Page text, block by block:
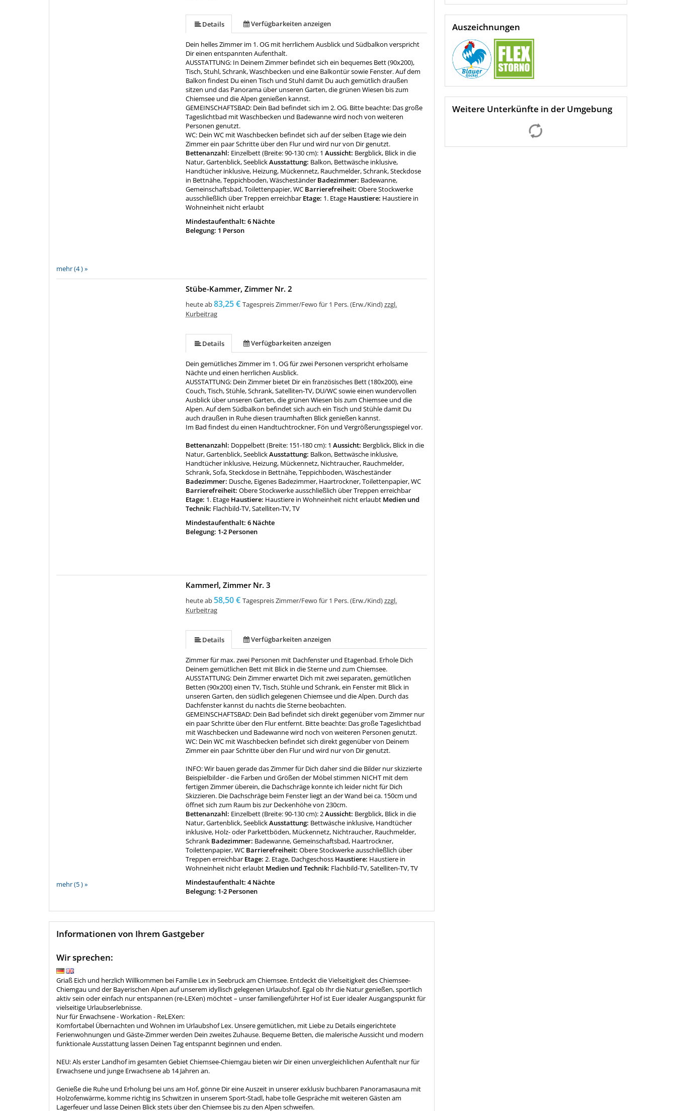
mehr (4 ) »
Details Verfügbarkeiten anzeigen
Dein helles Zimmer im 1. OG mit herrlichem Ausblick und Südbalkon verspricht
Dir einen entspannten Aufenthalt.
AUSSTATTUNG: In Deinem Zimmer befindet sich ein bequemes Bett (90x200),
Tisch, Stuhl, Schrank, Waschbecken und eine Balkontür sowie Fenster. Auf dem
Balkon findest Du einen Tisch und Stuhl damit Du auch gemütlich draußen
sitzen und das Panorama über unseren Garten, die grünen Wiesen bis zum
Chiemsee und die Alpen genießen kannst.
GEMEINSCHAFTSBAD: Dein Bad befindet sich im 2. OG. Bitte beachte: Das große
Tageslichtbad mit Waschbecken und Badewanne wird noch von weiteren
Personen genutzt.
WC: Dein WC mit Waschbecken befindet sich auf der selben Etage wie dein
Zimmer ein paar Schritte über den Flur und wird nur von Dir genutzt.
Bettenanzahl: Einzelbett (Breite: 90-130 cm): 1 Aussicht: Bergblick, Blick in die
Natur, Gartenblick, SeeblickAusstattung: Balkon, Bettwäsche inklusive,
Handtücher inklusive, Heizung, Mückennetz, Rauchmelder, Schrank, Steckdose
in Bettnähe, Teppichboden, Wäscheständer Badezimmer: Badewanne,
Gemeinschaftsbad, Toilettenpapier, WC Barrierefreiheit:Obere Stockwerke
ausschließlich über Treppen erreichbar Etage: 1. Etage Haustiere: Haustiere in
Wohneinheit nicht erlaubt
Mindestaufenthalt: 6 Nächte
Belegung: 1 Person
Stübe-Kammer, Zimmer Nr. 2
heute ab83,25 € Tagespreis Zimmer/Fewo für 1 Pers. (Erw./Kind)zzgl.
Kurbeitrag
Details Verfügbarkeiten anzeigen
Dein gemütliches Zimmer im 1. OG für zwei Personen verspricht erholsame
Nächte und einen herrlichen Ausblick.
AUSSTATTUNG: Dein Zimmer bietet Dir ein französisches Bett (180x200), eine
Couch, Tisch, Stühle, Schrank, Satelliten-TV, DU/WC sowie einen wundervollen
Ausblick über unseren Garten, die grünen Wiesen bis zum Chiemsee und die
Alpen. Auf dem Südbalkon befindet sich auch ein Tisch und Stühle damit Du
auch draußen in Ruhe diesen traumhaften Blick genießen kannst.
Im Bad findest du einen Handtuchtrockner, Fön und Vergrößerungsspiegel vor.
Bettenanzahl: Doppelbett (Breite: 151-180 cm): 1 Aussicht: Bergblick, Blick in die
Natur, Gartenblick, SeeblickAusstattung: Balkon, Bettwäsche inklusive,
Handtücher inklusive, Heizung, Mückennetz, Nichtraucher, Rauchmelder,
Schrank, Sofa, Steckdose in Bettnähe, Teppichboden, Wäscheständer
Badezimmer: Dusche, Eigenes Badezimmer, Haartrockner, Toilettenpapier, WC
Barrierefreiheit:Obere Stockwerke ausschließlich über Treppen erreichbar
Etage: 1. Etage Haustiere: Haustiere in Wohneinheit nicht erlaubt Medien und
Technik: Flachbild-TV, Satelliten-TV, TV
Mindestaufenthalt: 6 Nächte
Belegung: 1-2 Personen
mehr (5 ) »
Kammerl, Zimmer Nr. 3
heute ab 58,50 € Tagespreis Zimmer/Fewo für 1 Pers. (Erw./Kind)zzgl.
Kurbeitrag
Details Verfügbarkeiten anzeigen
Zimmer für max. zwei Personen mit Dachfenster und Etagenbad. Erhole Dich
Deinem gemütlichen Bett mit Blick in die Sterne und zum Chiemsee.
AUSSTATTUNG: Dein Zimmer erwartet Dich mit zwei separaten, gemütlichen
Betten (90x200) einen TV, Tisch, Stühle und Schrank, ein Fenster mit Blick in
unseren Garten, den südlich gelegenen Chiemsee und die Alpen. Durch das
Dachfenster kannst du nachts die Sterne beobachten.
GEMEINSCHAFTSBAD: Dein Bad befindet sich direkt gegenüber vom Zimmer nur
ein paar Schritte über den Flur entfernt. Bitte beachte: Das große Tageslichtbad
mit Waschbecken und Badewanne wird noch von weiteren Personen genutzt.
WC: Dein WC mit Waschbecken befindet sich direkt gegenüber von Deinem
Zimmer ein paar Schritte über den Flur und wird nur von Dir genutzt.
INFO: Wir bauen gerade das Zimmer für Dich daher sind die Bilder nur skizzierte
Beispielbilder - die Farben und Größen der Möbel stimmen NICHT mit dem
fertigen Zimmer überein, die Dachschräge konnte ich leider nicht für Dich
Skizzieren. Die Dachschräge beim Fenster liegt an der Wand bei ca. 150cm und
öffnet sich zum Raum bis zur Deckenhöhe von 230cm.
Bettenanzahl: Einzelbett (Breite: 90-130 cm): 2Aussicht: Bergblick, Blick in die
Natur, Gartenblick, SeeblickAusstattung: Bettwäsche inklusive, Handtücher
inklusive, Holz- oder Parkettböden, Mückennetz, Nichtraucher, Rauchmelder,
Schrank Badezimmer: Badewanne, Gemeinschaftsbad, Haartrockner,
Toilettenpapier, WC Barrierefreiheit:Obere Stockwerke ausschließlich über
Treppen erreichbar Etage:2. Etage, Dachgeschoss Haustiere: Haustiere in
Wohneinheit nicht erlaubt Medien und Technik: Flachbild-TV, Satelliten-TV, TV
Mindestaufenthalt: 4 Nächte
Belegung: 1-2 Personen
Informationen von Ihrem Gastgeber
Wir sprechen:
Griaß Eich und herzlich Willkommen bei Familie Lex in Seebruck am Chiemsee. Entdeckt die Vielseitigkeit des Chiemsee-
Chiemgau und der Bayerischen Alpen auf unserem idyllisch gelegenen Urlaubshof. Egal ob Ihr die Natur genießen, sportlich
aktiv sein oder einfach nur entspannen (re-LEXen) möchtet – unser familiengeführter Hof ist Euer idealer Ausgangspunkt für
vielseitige Urlaubserlebnisse.
Nur für Erwachsene - Workation - ReLEXen:
Komfortabel Übernachten und Wohnen im Urlaubshof Lex. Unsere gemütlichen, mit Liebe zu Details eingerichtete
Ferienwohnungen und Gäste-Zimmer werden Dein zweites Zuhause. Bequeme Betten, die malerische Aussicht und modern
funktionale Ausstattung lassen Deinen Tag entspannt beginnen und enden.
NEU: Als erster Landhof im gesamten Gebiet Chiemsee-Chiemgau bieten wir Dir einen unvergleichlichen Aufenthalt nur für
Erwachsene und junge Erwachsene ab 14 Jahren an.
Genieße die Ruhe und Erholung bei uns am Hof, gönne Dir eine Auszeit in unserer exklusiv buchbaren Panoramasauna mit
Holzofenwärme, komme richtig ins Schwitzen in unserem Sport-Stadl, habe tolle Gespräche mit weiteren Gästen am
Lagerfeuer und lasse Deinen Blick stets über den Chiemsee bis zu den Alpen schweifen.
Auszeichnungen
Weitere Unterkünfte in der Umgebung